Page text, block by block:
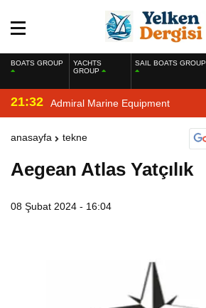
BOATS GROUP
YACHTS
GROUP
SAIL BOATS GROUP
21:32 Admiral Marine Equipment
anasayfa tekne
Aegean Atlas Yatçılık
08 Şubat 2024 - 16:04